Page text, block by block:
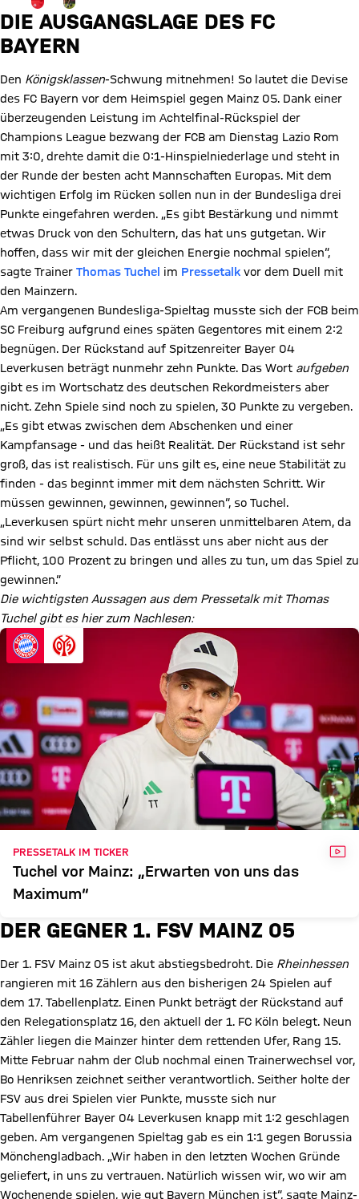
DIE AUSGANGSLAGE DES FC
BAYERN
Den Königsklassen-Schwung mitnehmen! So lautet die Devise
des FC Bayern vor dem Heimspiel gegen Mainz 05. Dank einer
überzeugenden Leistung im Achtelfinal-Rückspiel der
Champions League bezwang der FCB am Dienstag Lazio Rom
mit 3:0, drehte damit die 0:1-Hinspielniederlage und steht in
der Runde der besten acht Mannschaften Europas. Mit dem
wichtigen Erfolg im Rücken sollen nun in der Bundesliga drei
Punkte eingefahren werden. „Es gibt Bestärkung und nimmt
etwas Druck von den Schultern, das hat uns gutgetan. Wir
hoffen, dass wir mit der gleichen Energie nochmal spielen“,
sagte Trainer Thomas Tuchel im Pressetalk vor dem Duell mit
den Mainzern.
Am vergangenen Bundesliga-Spieltag musste sich der FCB beim
SC Freiburg aufgrund eines späten Gegentores mit einem 2:2
begnügen. Der Rückstand auf Spitzenreiter Bayer 04
Leverkusen beträgt nunmehr zehn Punkte. Das Wort aufgeben
gibt es im Wortschatz des deutschen Rekordmeisters aber
nicht. Zehn Spiele sind noch zu spielen, 30 Punkte zu vergeben.
„Es gibt etwas zwischen dem Abschenken und einer
Kampfansage - und das heißt Realität. Der Rückstand ist sehr
groß, das ist realistisch. Für uns gilt es, eine neue Stabilität zu
finden - das beginnt immer mit dem nächsten Schritt. Wir
müssen gewinnen, gewinnen, gewinnen“, so Tuchel.
„Leverkusen spürt nicht mehr unseren unmittelbaren Atem, da
sind wir selbst schuld. Das entlässt uns aber nicht aus der
Pflicht, 100 Prozent zu bringen und alles zu tun, um das Spiel zu
gewinnen.“
Die wichtigsten Aussagen aus dem Pressetalk mit Thomas
Tuchel gibt es hier zum Nachlesen:
PRESSETALK IM TICKER
Tuchel vor Mainz: „Erwarten von uns das
Maximum“
DER GEGNER 1. FSV MAINZ 05
Der 1. FSV Mainz 05 ist akut abstiegsbedroht. Die Rheinhessen
rangieren mit 16 Zählern aus den bisherigen 24 Spielen auf
dem 17. Tabellenplatz. Einen Punkt beträgt der Rückstand auf
den Relegationsplatz 16, den aktuell der 1. FC Köln belegt. Neun
Zähler liegen die Mainzer hinter dem rettenden Ufer, Rang 15.
Mitte Februar nahm der Club nochmal einen Trainerwechsel vor,
Bo Henriksen zeichnet seither verantwortlich. Seither holte der
FSV aus drei Spielen vier Punkte, musste sich nur
Tabellenführer Bayer 04 Leverkusen knapp mit 1:2 geschlagen
geben. Am vergangenen Spieltag gab es ein 1:1 gegen Borussia
Mönchengladbach. „Wir haben in den letzten Wochen Gründe
geliefert, in uns zu vertrauen. Natürlich wissen wir, wo wir am
Wochenende spielen, wie gut Bayern München ist“, sagte Mainz-